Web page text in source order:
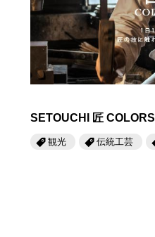
SETOUCHI 匠 COLORS
観光 伝統工芸